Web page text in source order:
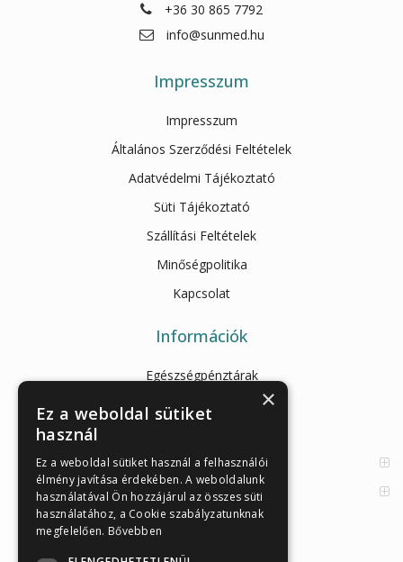
+36 30 865 7792
info@sunmed.hu
Impresszum
Impresszum
Általános Szerződési Feltételek
Adatvédelmi Tájékoztató
Süti Tájékoztató
Szállítási Feltételek
Minőségpolitika
Kapcsolat
Információk
Egészségpénztárak
Cikkek
Enzimes béldaganatszűrés
Orvosi információk
×
Ez a weboldal sütiket
használ
Ez a weboldal sütiket használ a felhasználói
élmény javítása érdekében. A weboldalunk
használatával Ön hozzájárul az összes süti
használatához, a Cookie szabályzatunknak
megfelelően. Bővebben